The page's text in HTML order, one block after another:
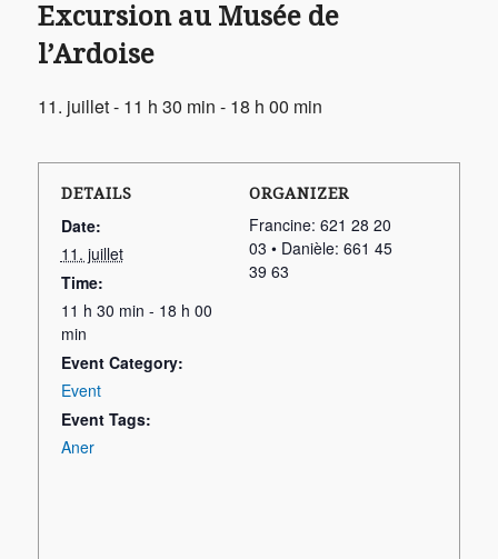
Excursion au Musée de
l’Ardoise
11. juillet - 11 h 30 min - 18 h 00 min
DETAILS
Date:
11. juillet
Time:
11 h 30 min - 18 h 00
min
Event Category:
Event
Event Tags:
Aner
ORGANIZER
Francine: 621 28 20
03 • Danièle: 661 45
39 63